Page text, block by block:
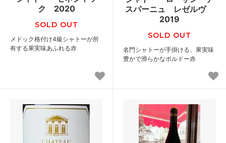
ク 2020
SOLD OUT
メドック格付け4級シャトーが所
有する果実味あふれる赤
スパーニュ レゼルヴ
2019
SOLD OUT
名門シャトーが手掛ける、果実味
豊かで滑らかなボルドー赤